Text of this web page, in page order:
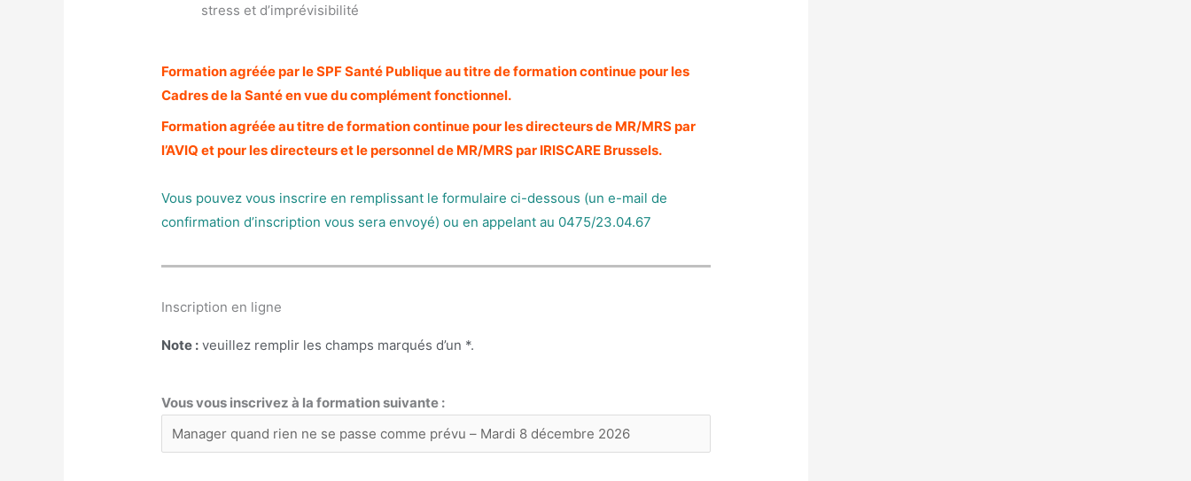
stress et d’imprévisibilité
Formation agréée par le SPF Santé Publique au titre de formation continue pour les
Cadres de la Santé en vue du complément fonctionnel.
Formation agréée au titre de formation continue pour les directeurs de MR/MRS par
l’AVIQ et pour les directeurs et le personnel de MR/MRS par IRISCARE Brussels.
Vous pouvez vous inscrire en remplissant le formulaire ci-dessous (un e-mail de
confirmation d’inscription vous sera envoyé) ou en appelant au 0475/23.04.67
Inscription en ligne
Note : veuillez remplir les champs marqués d’un *.
Vous vous inscrivez à la formation suivante :